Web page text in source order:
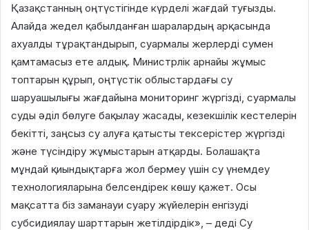
Қазақстанның оңтүстігінде күрделі жағдай туғызды.
Алайда жедел қабылданған шаралардың арқасында
ахуалды тұрақтандырып, суармалы жерлерді сумен
қамтамасыз ете алдық. Министрлік арнайы жұмыс
топтарын құрып, оңтүстік облыстардағы су
шаруашылығы жағдайына мониторинг жүргізді, суармалы
суды әділ бөлуге бақылау жасады, кезекшілік кестелерін
бекітті, заңсыз су алуға қатысты тексерістер жүргізді
және түсіндіру жұмыстарын атқарды. Болашақта
мұндай қиындықтарға жол бермеу үшін су үнемдеу
технологияларына белсендірек көшу қажет. Осы
мақсатта біз заманауи суару жүйелерін енгізуді
субсидиялау шарттарын жетілдірдік», – деді Су